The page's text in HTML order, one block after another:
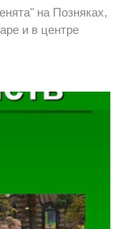
на Позняках,
и в центре